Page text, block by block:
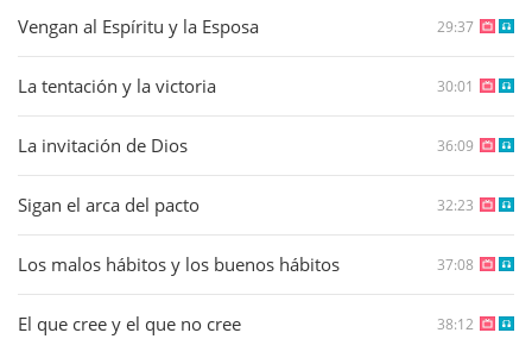
Vengan al Espíritu y la Esposa 29:37
La tentación y la victoria 30:01
La invitación de Dios 36:09
Sigan el arca del pacto 32:23
Los malos hábitos y los buenos hábitos 37:08
El que cree y el que no cree 38:12